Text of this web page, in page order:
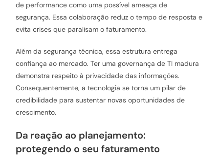
de performance como uma possível ameaça de
segurança. Essa colaboração reduz o tempo de resposta e
evita crises que paralisam o faturamento.
Além da segurança técnica, essa estrutura entrega
confiança ao mercado. Ter uma governança de TI madura
demonstra respeito à privacidade das informações.
Consequentemente, a tecnologia se torna um pilar de
credibilidade para sustentar novas oportunidades de
crescimento.
Da reação ao planejamento:
protegendo o seu faturamento